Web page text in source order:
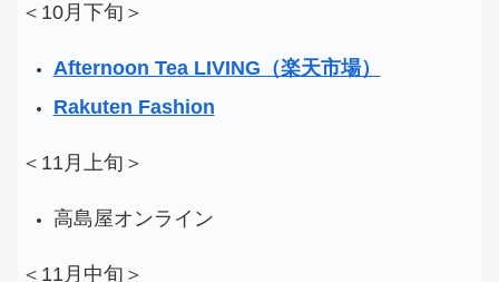
＜10月下旬＞
Afternoon Tea LIVING（楽天市場）
Rakuten Fashion
＜11月上旬＞
高島屋オンライン
＜11月中旬＞